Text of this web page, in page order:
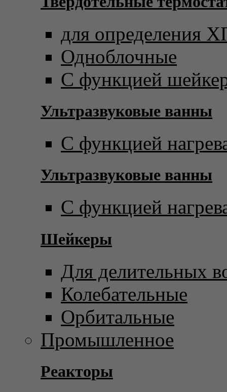
для определения
Одноблочные
С функцией
Ультразвуковые ванны
С функцией
Ультразвуковые ванны
С функцией
Шейкеры
Для делительных
Колебательные
Орбитальные
Промышленное
Реакторы